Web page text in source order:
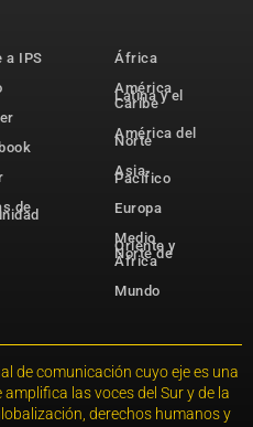
a IPS
de
África
América
Latina y el
Caribe
América del
Norte
Asia-
Pacífico
Europa
Medio
Oriente y
Norte de
África
Mundo
de comunicación cuyo eje es una
las voces del Sur y de la
derechos humanos y